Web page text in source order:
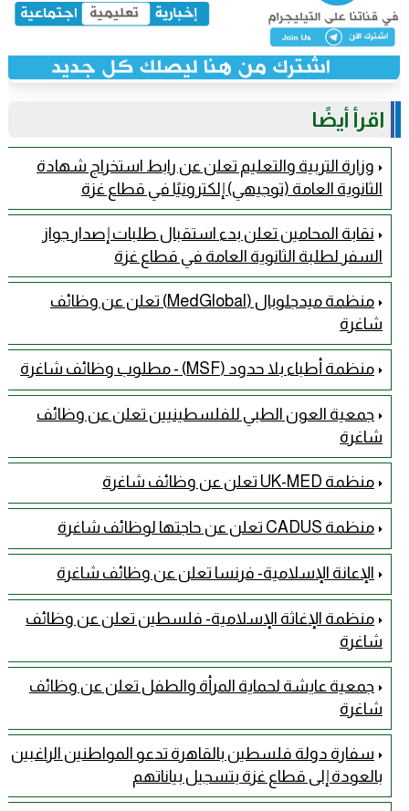
اقرأ أيضًا
وزارة التربية والتعليم تعلن عن رابط استخراج شهادة
الثانوية العامة (توجيهي) إلكترونيًا في قطاع غزة
نقابة المحامين تعلن بدء استقبال طلبات إصدار جواز
السفر لطلبة الثانوية العامة في قطاع غزة
منظمة ميدجلوبال (MedGlobal) تعلن عن وظائف
شاغرة
منظمة أطباء بلا حدود (MSF) - مطلوب وظائف شاغرة
جمعية العون الطبي للفلسطينيين تعلن عن وظائف
شاغرة
منظمة UK-MED تعلن عن وظائف شاغرة
منظمة CADUS تعلن عن حاجتها لوظائف شاغرة
الإعانة الإسلامية- فرنسا تعلن عن وظائف شاغرة
منظمة الإغاثة الإسلامية- فلسطين تعلن عن وظائف
شاغرة
جمعية عايشة لحماية المرأة والطفل تعلن عن وظائف
شاغرة
سفارة دولة فلسطين بالقاهرة تدعو المواطنين الراغبين
بالعودة إلى قطاع غزة بتسجيل بياناتهم